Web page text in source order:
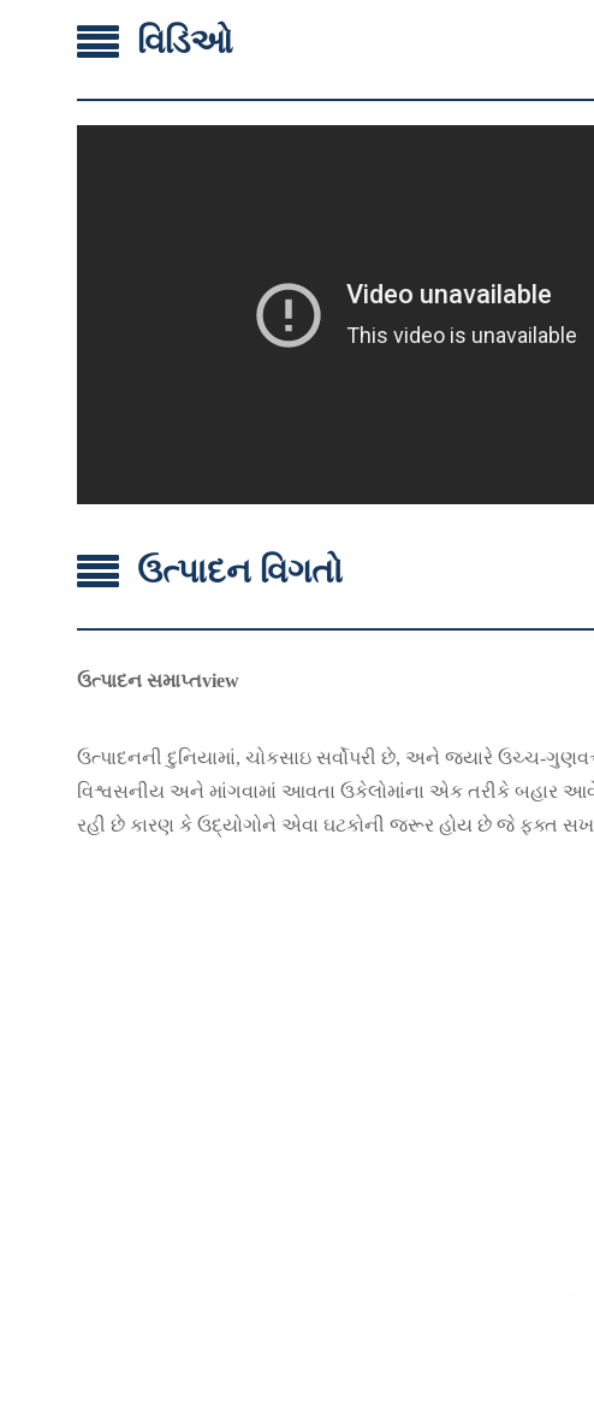
વિડિઓ
ઉત્પાદન વિગતો
ઉત્પાદન સમાપ્તview
ઉત્પાદનની દુનિયામાં, ચોકસાઇ સર્વોપરી છે, અને જ્યારે ઉચ્ચ-
વિશ્વસનીય અને માંગવામાં આવતા ઉકેલોમાંના એક તરીકે બહાર
રહી છે કારણ કે ઉદ્યોગોને એવા ઘટકોની જરૂર હોય છે જે ફક્ત